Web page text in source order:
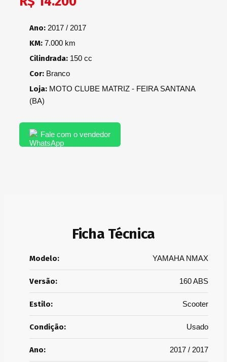
Ano:2017 / 2017
KM:7.000 km
Cilindrada:150 cc
Cor:Branco
Loja:MOTO CLUBE MATRIZ - FEIRA SANTANA
(BA)
Fale com o vendedor
Ficha Técnica
Modelo: YAMAHA NMAX
Versão: 160 ABS
Estilo: Scooter
Condição: Usado
Ano: 2017 / 2017